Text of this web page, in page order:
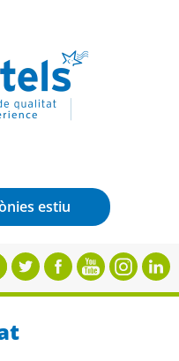
estiu